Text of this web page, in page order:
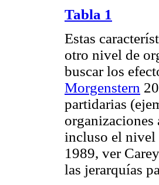
Tabla 1
Estas
otro nivel de
buscar los
Morgenstern
partidarias
incluso el nivel
1989, ver
las jerarquías